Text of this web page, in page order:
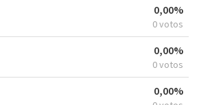
0,00%
0 votos
0,00%
0 votos
0,00%